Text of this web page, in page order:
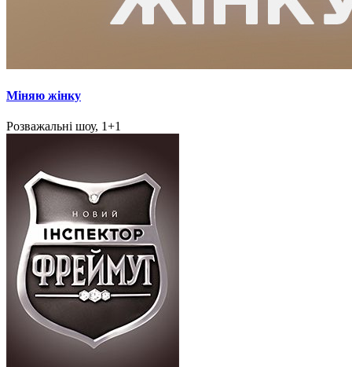
Міняю жінку
Розважальні шоу, 1+1